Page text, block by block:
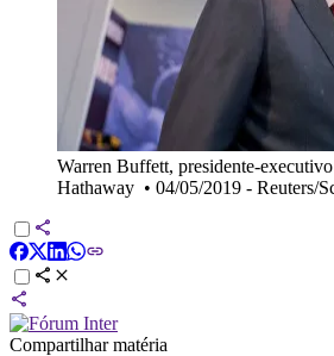
Warren Buffett, presidente-
Hathaway • 04/05/2019 - Reuters/
Compartilhar matéria